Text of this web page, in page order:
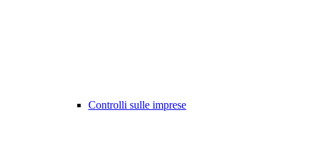
Controlli sulle imprese